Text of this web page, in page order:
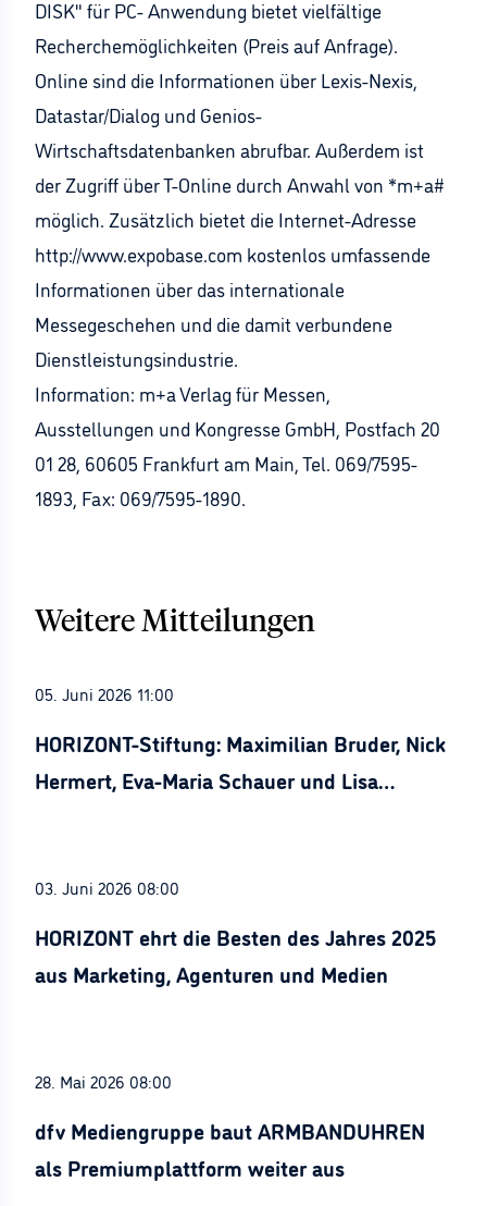
DISK" für PC- Anwendung bietet vielfältige
Recherchemöglichkeiten (Preis auf Anfrage).
Online sind die Informationen über Lexis-Nexis,
Datastar/Dialog und Genios-
Wirtschaftsdatenbanken abrufbar. Außerdem ist
der Zugriff über T-Online durch Anwahl von *m+a#
möglich. Zusätzlich bietet die Internet-Adresse
http://www.expobase.com kostenlos umfassende
Informationen über das internationale
Messegeschehen und die damit verbundene
Dienstleistungsindustrie.
Information: m+a Verlag für Messen,
Ausstellungen und Kongresse GmbH, Postfach 20
01 28, 60605 Frankfurt am Main, Tel. 069/7595-
1893, Fax: 069/7595-1890.
Weitere Mitteilungen
05. Juni 2026 11:00
HORIZONT-Stiftung: Maximilian Bruder, Nick
Hermert, Eva-Maria Schauer und Lisa
03. Juni 2026 08:00
HORIZONT ehrt die Besten des Jahres 2025
aus Marketing, Agenturen und Medien
28. Mai 2026 08:00
dfv Mediengruppe baut ARMBANDUHREN
als Premiumplattform weiter aus